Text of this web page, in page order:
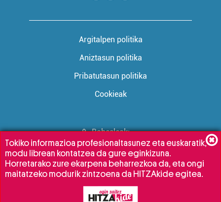
Argitalpen politika
Aniztasun politika
Pribatutasun politika
Cookieak
Babesleak:
Tokiko informazioa profesionaltasunez eta euskaratik,
modu librean kontatzea da gure eginkizuna.
Horretarako zure ekarpena beharrezkoa da, eta ongi
maitatzeko modurik zintzoena da HITZAkide egitea.